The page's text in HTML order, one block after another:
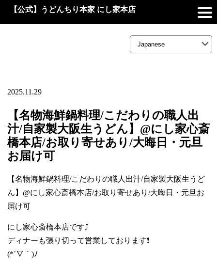
【公式】うどんちり本家 にし家本店
2025.11.29
【名物海鮮鍋料理/こだわりの職人出
汁/自家製大阪生うどん】@にし家心斎
橋本店/お取り寄せあり/大晦日・元旦
お届け可
【名物海鮮鍋料理/こだわりの職人出汁/自家製大阪生うど
ん】@にし家心斎橋本店/お取り寄せあり/大晦日・元旦お
届け可
にし家心斎橋本店です⤴️
ディナーも張り切って営業しております❗
(*´∇｀)ﾉ